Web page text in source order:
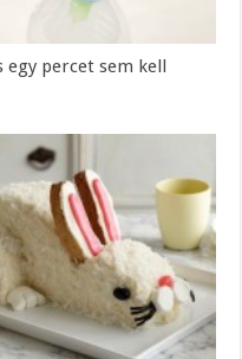
egy percet sem kell